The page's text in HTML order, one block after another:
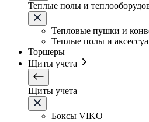
Теплые полы и
Тепловые пушки и
Теплые полы и
Торшеры
Щиты учета
Щиты учета
Боксы VIKO